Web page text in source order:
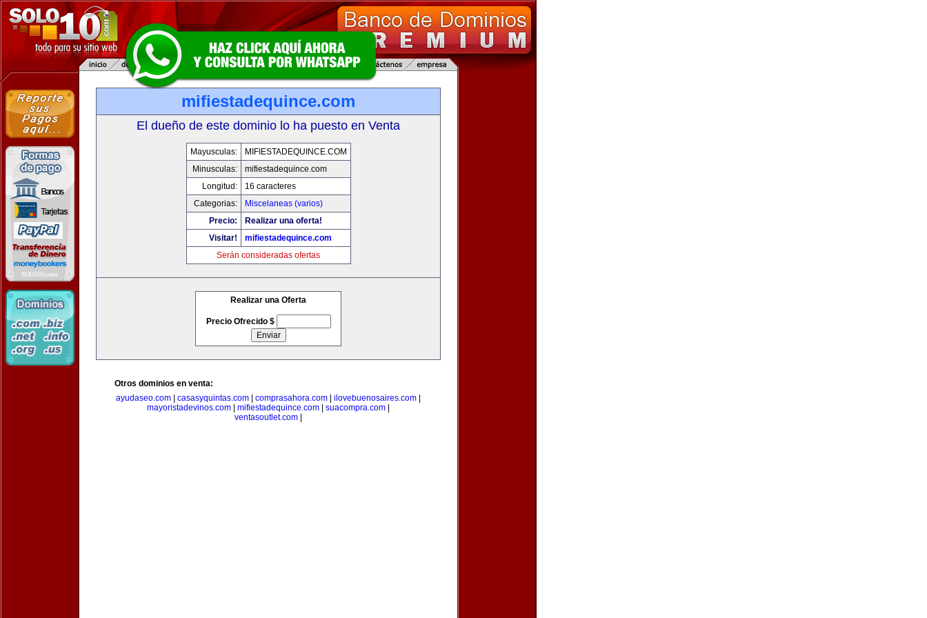
mifiestadequince.com
El dueño de este dominio lo ha puesto en Venta
Mayusculas:
MIFIESTADEQUINCE.COM
Minusculas:
mifiestadequince.com
Longitud:
16 caracteres
Categorias:
Miscelaneas (varios)
Precio:
Realizar una oferta!
Visitar!
mifiestadequince.com
Serán consideradas ofertas
Realizar una Oferta
Precio Ofrecido $
Otros dominios en venta:
ayudaseo.com
casasyquintas.com comprasahora.com ilovebuenosaires.com
mayoristadevinos.com
mifiestadequince.com suacompra.com
ventasoutlet.com